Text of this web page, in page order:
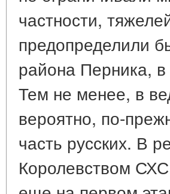
частности,
предопределили
района Перника,
Тем не менее, в
вероятно, по-
часть русских. В
Королевством